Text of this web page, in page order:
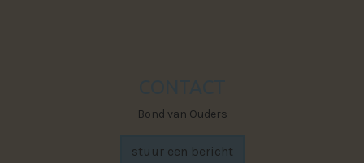
Bond van Ouders
stuur een bericht